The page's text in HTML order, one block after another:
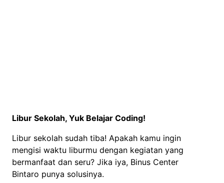
Libur Sekolah, Yuk Belajar Coding!
Libur sekolah sudah tiba! Apakah kamu ingin
mengisi waktu liburmu dengan kegiatan yang
bermanfaat dan seru? Jika iya, Binus Center
Bintaro punya solusinya.